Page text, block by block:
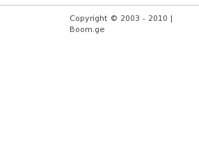
Copyright © 2003 - 2010 |
Boom.ge